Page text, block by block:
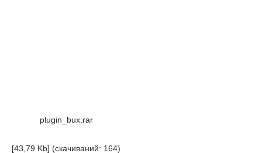
plugin_bux.rar
[43,79 Kb] (cкачиваний: 164)